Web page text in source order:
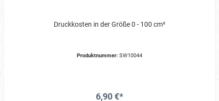
Druckkosten in der Größe 0 - 100 cm²
Produktnummer: SW10044
6,90 €*